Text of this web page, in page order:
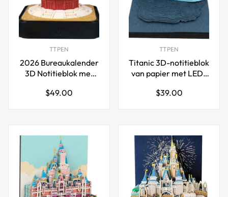
TTPEN
2026 Bureaukalender
3D Notitieblok met
Hemel
Normale
$49.00
TTPEN
Titanic 3D-notitieblok
van papier met LED-
Normale
$39.00